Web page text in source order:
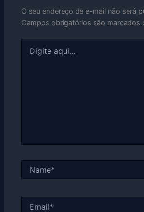
O seu endereço de e-mail não será
Campos obrigatórios são marcados
aqui...